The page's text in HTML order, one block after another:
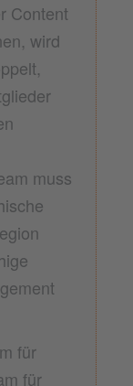
Content
wird
muss
für
für